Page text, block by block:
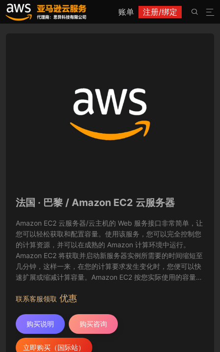
账单 注册/绑定 

法国 · 巴黎 / Amazon EC2 云服务器
Amazon EC2 云服务器/云主机的 Web 服务接口非常简单，让
您可以轻松获取和配置容量。使用该服务，您可以完全控制您
的计算资源，并可以在成熟的 Amazon 计算环境中运行。
Amazon EC2 将获取并启动新服务器实例所需要的时间缩短至
几分钟，这样一来，在您的计算要求发生变化时，您便可以快
速扩展或缩减计算容量。Amazon EC2 按您实际使用的容量收
开发人员提供了创建故障恢复应用程序以及排除常见故障情况
联系客服领取 优惠
购买说明 购买咨询
立即购买（国际站）